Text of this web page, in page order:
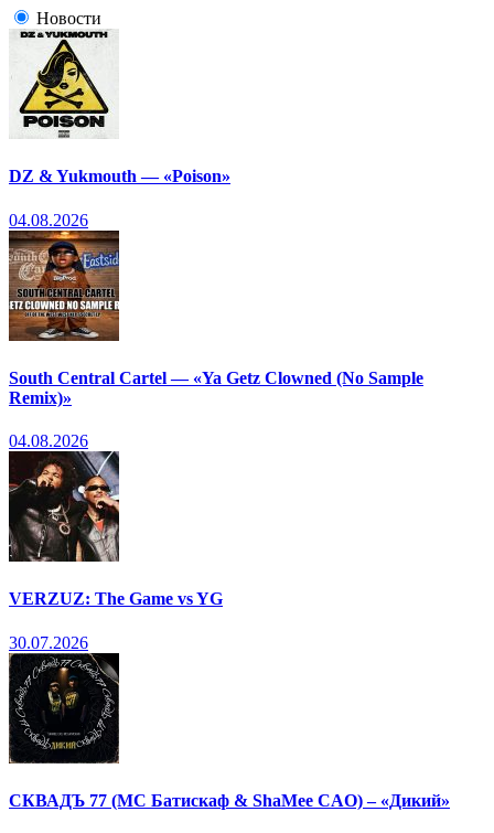
Новости
DZ & Yukmouth — «Poison»
04.08.2026
South Central Cartel — «Ya Getz Clowned (No Sample
Remix)»
04.08.2026
VERZUZ: The Game vs YG
30.07.2026
СКВАДЪ 77 (МС Батискаф & ShaMee CAO) – «Дикий»